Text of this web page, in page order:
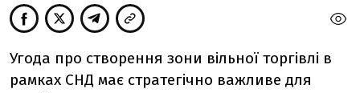
Угода про створення зони вільної торгівлі в
рамках СНД має стратегічно важливе для